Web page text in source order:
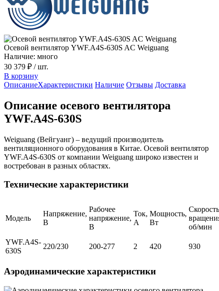
Осевой вентилятор YWF.A4S-630S AC Weiguang
Наличие: много
30 379 ₽ / шт.
В корзину
ОписаниеХарактеристики Наличие Отзывы Доставка
Описание осевого вентилятора
YWF.A4S-630S
Weiguang (Вейгуанг) – ведущий производитель
вентиляционного оборудования в Китае. Осевой вентилятор
YWF.A4S-630S от компании Weiguang широко известен и
востребован в разных областях.
Технические характеристики
Модель
Напряжение,
В
Рабочее
напряжение,
В
Ток,
А
Мощность,
Вт
Скорость
об/мин
YWF.A4S-
630S
220/230 200-277 2 420 930
Аэродинамические характеристики